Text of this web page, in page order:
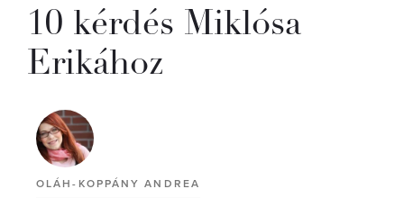
10 kérdés Miklósa
Erikához
OLÁH-KOPPÁNY ANDREA